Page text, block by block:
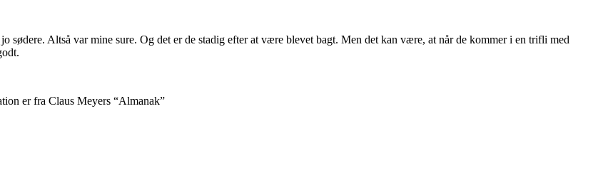
sødere. Altså var mine sure. Og det er de stadig efter at være blevet bagt. Men det kan være, at når de kommer i en trifli med
er fra Claus Meyers “Almanak”